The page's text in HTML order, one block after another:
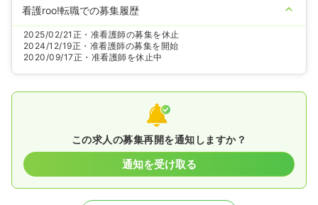
看護roo!転職での募集履歴
2025/02/21 正・准看護師の募集を休止
2024/12/19正・准看護師の募集を開始
2020/09/17正・准看護師を休止中
この求人の募集再開を通知しますか？
通知を受け取る